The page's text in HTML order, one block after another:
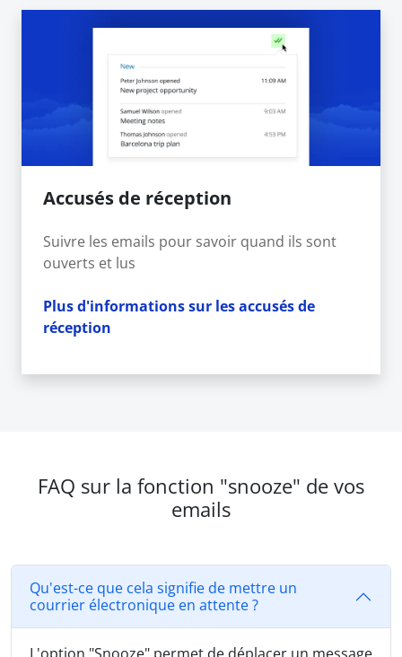
Accusés de réception
Suivre les emails pour savoir quand ils sont
ouverts et lus
Plus d'informations sur les accusés de
réception
FAQ sur la fonction "snooze" de vos
emails
Qu'est-ce que cela signifie de mettre un
courrier électronique en attente ?